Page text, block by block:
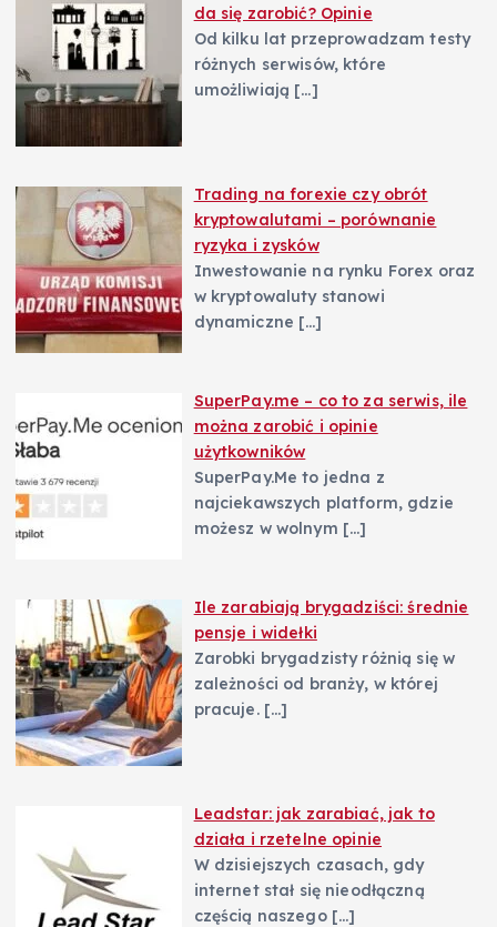
da się zarobić? Opinie
Od kilku lat przeprowadzam testy
różnych serwisów, które
umożliwiają […]
Trading na forexie czy obrót
kryptowalutami – porównanie
ryzyka i zysków
Inwestowanie na rynku Forex oraz
w kryptowaluty stanowi
dynamiczne […]
SuperPay.me – co to za serwis, ile
można zarobić i opinie
użytkowników
SuperPay.Me to jedna z
najciekawszych platform, gdzie
możesz w wolnym […]
Ile zarabiają brygadziści: średnie
pensje i widełki
Zarobki brygadzisty różnią się w
zależności od branży, w której
pracuje. […]
Leadstar: jak zarabiać, jak to
działa i rzetelne opinie
W dzisiejszych czasach, gdy
internet stał się nieodłączną
częścią naszego […]